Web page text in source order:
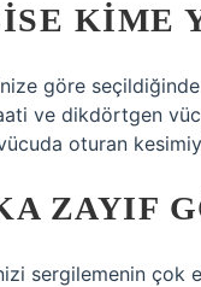
KIME
göre
ve dikdörtgen
oturan
ZAYIF
sergilemenin